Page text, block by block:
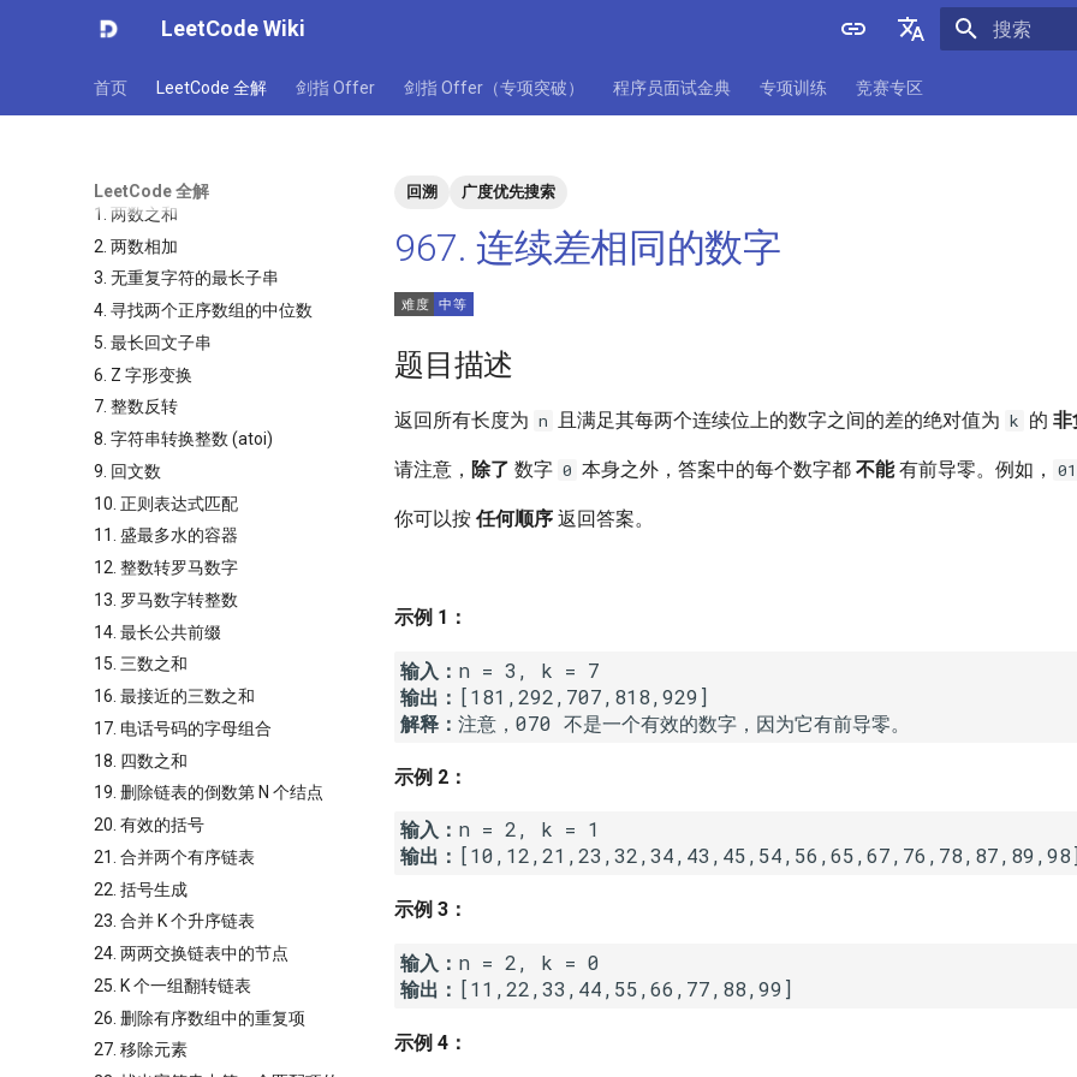
LeetCode Wiki
English
首页 LeetCode 全解 剑指 Offer 剑指 Offer（专项突破） 程序员面试金典 专项训练 竞赛专区
LeetCode 全解
1. 两数之和
2. 两数相加
3. 无重复字符的最长子串
4. 寻找两个正序数组的中位数
5. 最长回文子串
6. Z 字形变换
7. 整数反转
8. 字符串转换整数 (atoi)
9. 回文数
10. 正则表达式匹配
11. 盛最多水的容器
12. 整数转罗马数字
13. 罗马数字转整数
14. 最长公共前缀
15. 三数之和
16. 最接近的三数之和
17. 电话号码的字母组合
18. 四数之和
19. 删除链表的倒数第 N 个结点
20. 有效的括号
21. 合并两个有序链表
22. 括号生成
23. 合并 K 个升序链表
24. 两两交换链表中的节点
25. K 个一组翻转链表
26. 删除有序数组中的重复项
27. 移除元素
回溯 广度优先搜索
967. 连续差相同的数字
题目描述
返回所有长度为 n 且满足其每两个连续位上的数字之间的差的绝对值为 k 的
请注意， 除了 数字 0 本身之外，答案中的每个数字都 不能有前导零。例如， 01
你可以按 任何顺序 返回答案。
示例 1：
输入：
输出：
解释：
示例 2：
输入：
输出：
示例 3：
输入：
输出：
示例 4：